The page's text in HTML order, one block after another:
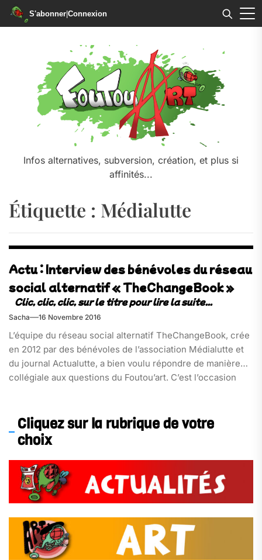
S'abonner|Connexion
Infos alternatives, subversion, création, et plus si
affinités...
Étiquette : Médialutte
Actu : Interview des bénévoles du réseau
social alternatif « TheChangeBook »
Sacha 16 Novembre 2016
L’équipe du réseau social alternatif TheChangeBook, crée
en 2012 par des bénévoles de l’association Médialutte et
du journal Actualutte, a bien voulu répondre de manière
collégiale aux questions du Foutou’art. C’est l’occasion
Cliquez sur la rubrique de votre
choix